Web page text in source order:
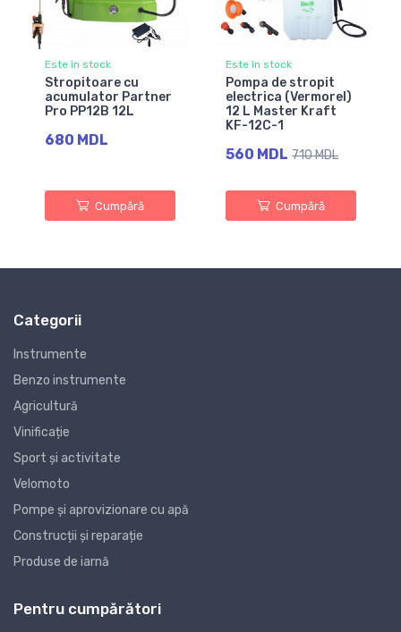
Este în stock
Stropitoare cu
acumulator Partner
Pro PP12B 12L
680 MDL
Cumpără
Este în stock
Pompa de stropit
electrica (Vermorel)
12 L Master Kraft
KF-12C-1
560 MDL 710 MDL
Cumpără
Categorii
Instrumente
Benzo instrumente
Agricultură
Vinificație
Sport și activitate
Velomoto
Pompe și aprovizionare cu apă
Construcții și reparație
Produse de iarnă
Pentru cumpărători